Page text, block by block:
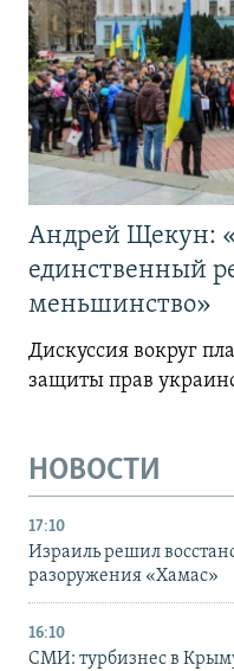
Андрей Щекун:
единственный
меньшинство»
Дискуссия вокруг
защиты прав
НОВОСТИ
17:10
Израиль решил
разоружения «Хамас»
16:10
СМИ: турбизнес в